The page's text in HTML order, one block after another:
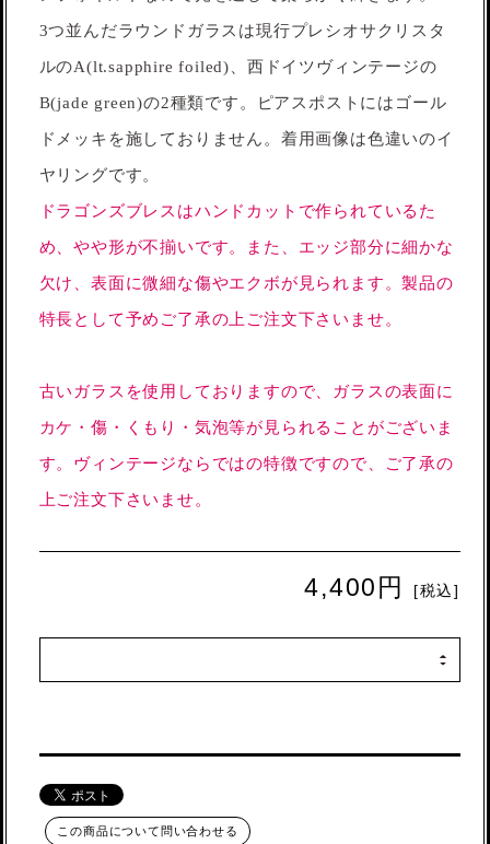
3つ並んだラウンドガラスは現行プレシオサクリスタ
ルのA(lt.sapphire foiled)、西ドイツヴィンテージの
B(jade green)の2種類です。ピアスポストにはゴール
ドメッキを施しておりません。着用画像は色違いのイ
ヤリングです。
ドラゴンズブレスはハンドカットで作られているた
め、やや形が不揃いです。また、エッジ部分に細かな
欠け、表面に微細な傷やエクボが見られます。製品の
特長として予めご了承の上ご注文下さいませ。
古いガラスを使用しておりますので、ガラスの表面に
カケ・傷・くもり・気泡等が見られることがございま
す。ヴィンテージならではの特徴ですので、ご了承の
上ご注文下さいませ。
4,400円 [税込]
この商品について問い合わせる